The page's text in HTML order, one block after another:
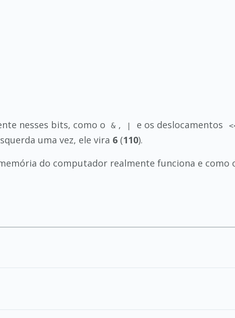
nesses bits, como o & , | e os deslocamentos
uma vez, ele vira 6 (110).
do computador realmente funciona e como